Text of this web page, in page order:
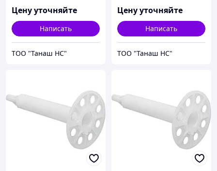
Цену уточняйте
Написать
ТОО "Танаш НС"
Цену уточняйте
Написать
ТОО "Танаш НС"